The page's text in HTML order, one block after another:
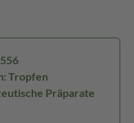
Tropfen
Präparate